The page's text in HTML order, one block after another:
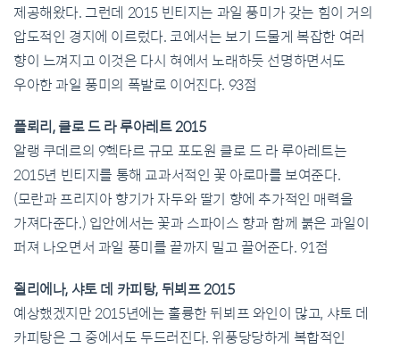
제공해왔다. 그런데 2015 빈티지는 과일 풍미가 갖는 힘이 거의
압도적인 경지에 이르렀다. 코에서는 보기 드물게 복잡한 여러
향이 느껴지고 이것은 다시 혀에서 노래하듯 선명하면서도
우아한 과일 풍미의 폭발로 이어진다. 93점
플뢰리, 클로 드 라 루아레트 2015
알랭 쿠데르의 9헥타르 규모 포도원 클로 드 라 루아레트는
2015년 빈티지를 통해 교과서적인 꽃 아로마를 보여준다.
(모란과 프리지아 향기가 자두와 딸기 향에 추가적인 매력을
가져다준다.) 입안에서는 꽃과 스파이스 향과 함께 붉은 과일이
퍼져 나오면서 과일 풍미를 끝까지 밀고 끌어준다. 91점
쥘리에나, 샤토 데 카피탕, 뒤뵈프 2015
예상했겠지만 2015년에는 훌륭한 뒤뵈프 와인이 많고, 샤토 데
카피탕은 그 중에서도 두드러진다. 위풍당당하게 복합적인